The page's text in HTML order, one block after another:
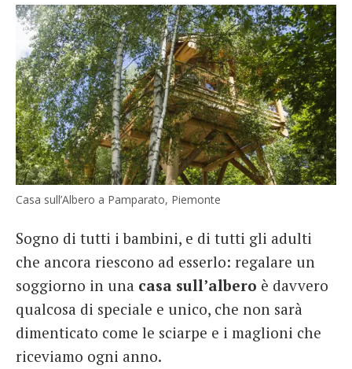
Casa sull’Albero a Pamparato, Piemonte
Sogno di tutti i bambini, e di tutti gli adulti
che ancora riescono ad esserlo: regalare un
soggiorno in una casa sull’albero è davvero
qualcosa di speciale e unico, che non sarà
dimenticato come le sciarpe e i maglioni che
riceviamo ogni anno.